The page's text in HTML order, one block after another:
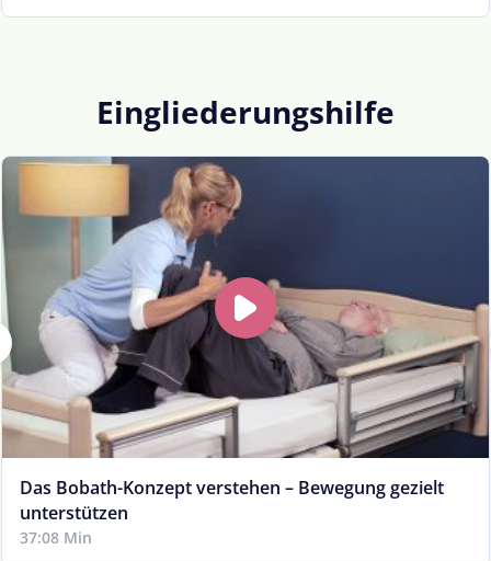
Eingliederungshilfe
Das Bobath-Konzept verstehen – Bewegung gezielt
unterstützen
37:08 Min